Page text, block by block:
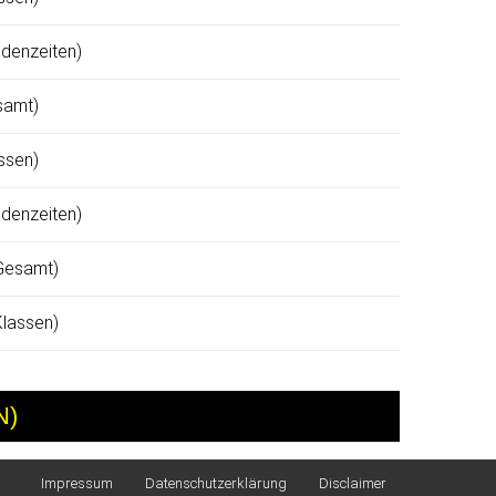
Impressum Datenschutzerklärung Disclaimer